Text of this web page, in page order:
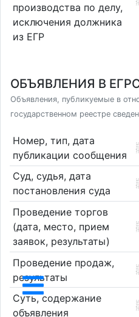
производства по делу,
исключения должника
из ЕГР
ОБЪЯВЛЕНИЯ В
Объявления, публикуемые в
государственном реестре
Номер, тип, дата
публикации сообщения
Суд, судья, дата
постановления суда
Проведение торгов
(дата, место, прием
заявок, результаты)
Проведение продаж,
результаты
Суть, содержание
объявления